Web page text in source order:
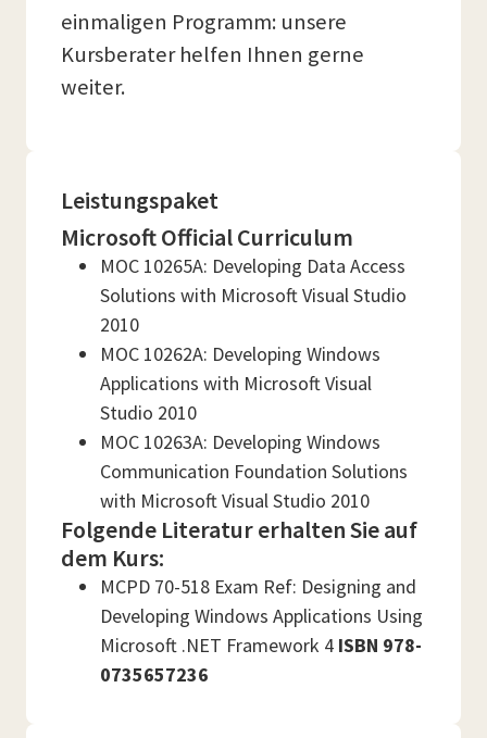
einmaligen Programm: unsere
Kursberater helfen Ihnen gerne
weiter.
Leistungspaket
Microsoft Official Curriculum
MOC 10265A: Developing Data Access
Solutions with Microsoft Visual Studio
2010
MOC 10262A: Developing Windows
Applications with Microsoft Visual
Studio 2010
MOC 10263A: Developing Windows
Communication Foundation Solutions
with Microsoft Visual Studio 2010
Folgende Literatur erhalten Sie auf
dem Kurs:
MCPD 70-518 Exam Ref: Designing and
Developing Windows Applications Using
Microsoft .NET Framework 4 ISBN 978-
0735657236